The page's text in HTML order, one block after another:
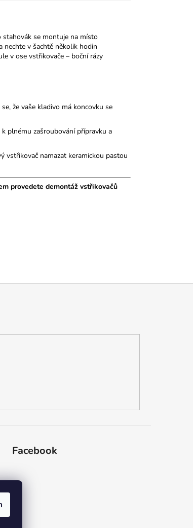
stahovák se montuje na místo
nechte v šachtě několik hodin
v ose vstřikovače – boční rázy
že vaše kladivo má koncovku se
plnému zašroubování přípravku a
vstřikovač namazat keramickou pastou
provedete demontáž vstřikovačů
Facebook